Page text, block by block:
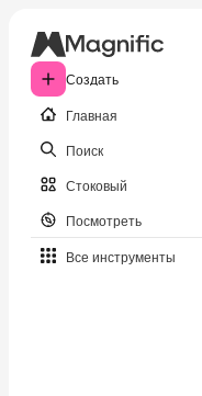
Создать
Главная
Поиск
Стоковый
Посмотреть
Все инструменты